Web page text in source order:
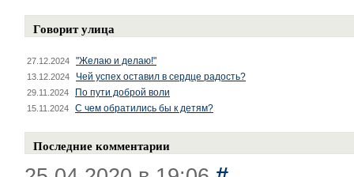
Говорит улица
27.12.2024 "Желаю и делаю!"
13.12.2024 Чей успех оставил в сердце радость?
29.11.2024 По пути доброй воли
15.11.2024 С чем обратились бы к детям?
Последние комментарии